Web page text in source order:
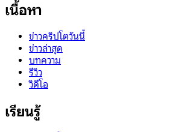
เนื้อหา
ข่าวคริปโตวันนี้
ข่าวล่าสุด
บทความ
รีวิว
วิดีโอ
เรียนรู้